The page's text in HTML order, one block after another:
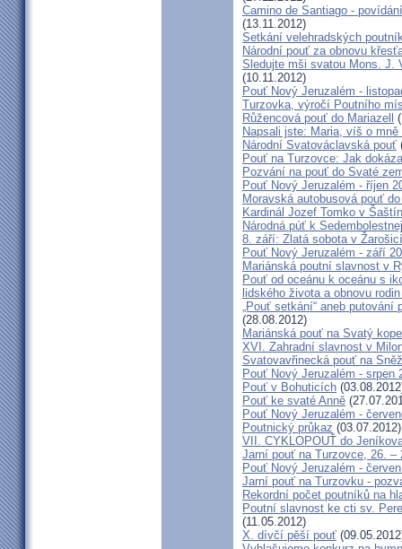
Camino de Santiago -
(13.11.2012)
Setkání velehradských
Národní pouť za obnovu
Sledujte mši svatou Mons. J.
(10.11.2012)
Pouť Nový Jeruzalém -
Turzovka, výročí Poutního
Růžencová pouť do Mariazell
Napsali jste: Maria, víš o mně
Národní Svatováclavská pouť
Pouť na Turzovce: Jak
Pozvání na pouť do Svaté
Pouť Nový Jeruzalém - říjen
Moravská autobusová pouť
Kardinál Jozef Tomko v
Národná púť k
8. září: Zlatá sobota v
Pouť Nový Jeruzalém - září
Mariánská poutní slavnost v
Pouť od oceánu k oceánu s
lidského života a obnovu
„Pouť setkání“ aneb putování
(28.08.2012)
Mariánská pouť na Svatý
XVI. Zahradní slavnost v
Svatovavřinecká pouť na
Pouť Nový Jeruzalém - srpen
Pouť v Bohuticích
Pouť ke svaté Anně
Pouť Nový Jeruzalém -
Poutnický průkaz (03.07.2012)
VII. CYKLOPOUŤ do
Jarní pouť na Turzovce, 26. –
Pouť Nový Jeruzalém -
Jarní pouť na Turzovku -
Rekordní počet poutníků na
Poutní slavnost ke cti sv.
(11.05.2012)
X. dívčí pěší pouť